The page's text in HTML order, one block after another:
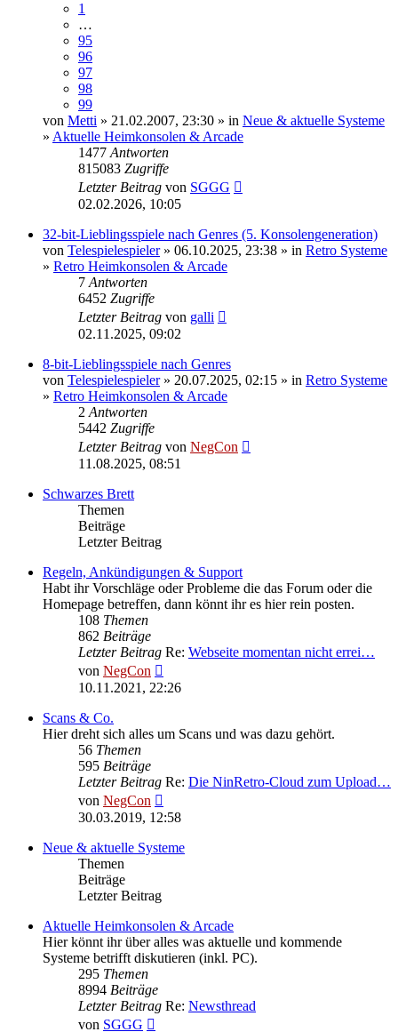
1
…
95
96
97
98
99
von Metti » 21.02.2007, 23:30 » in Neue & aktuelle Systeme
» Aktuelle Heimkonsolen & Arcade
1477 Antworten
815083 Zugriffe
Letzter Beitrag von SGGG
02.02.2026, 10:05
32-bit-Lieblingsspiele nach Genres (5. Konsolengeneration)
von Telespielespieler» 06.10.2025, 23:38 » in Retro Systeme
» Retro Heimkonsolen & Arcade
7 Antworten
6452 Zugriffe
Letzter Beitrag von galli
02.11.2025, 09:02
8-bit-Lieblingsspiele nach Genres
von Telespielespieler» 20.07.2025, 02:15 » in Retro Systeme
» Retro Heimkonsolen & Arcade
2 Antworten
5442 Zugriffe
Letzter Beitrag von NegCon
11.08.2025, 08:51
Schwarzes Brett
Themen
Beiträge
Letzter Beitrag
Regeln, Ankündigungen & Support
Habt ihr Vorschläge oder Probleme die das Forum oder die
Homepage betreffen, dann könnt ihr es hier rein posten.
108 Themen
862 Beiträge
Letzter Beitrag Re: Webseite momentan nicht errei…
von NegCon
Beitrag
10.11.2021, 22:26
Scans & Co.
Hier dreht sich alles um Scans und was dazu gehört.
56 Themen
595 Beiträge
Letzter Beitrag Re: Die NinRetro-Cloud zum Upload…
von NegCon
Beitrag
30.03.2019, 12:58
Neue & aktuelle Systeme
Themen
Beiträge
Letzter Beitrag
Aktuelle Heimkonsolen & Arcade
Hier könnt ihr über alles was aktuelle und kommende
Systeme betrifft diskutieren (inkl. PC).
295 Themen
8994 Beiträge
Letzter Beitrag Re: Newsthread
von SGGG